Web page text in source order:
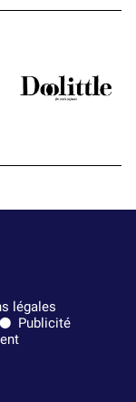
légales
Publicité